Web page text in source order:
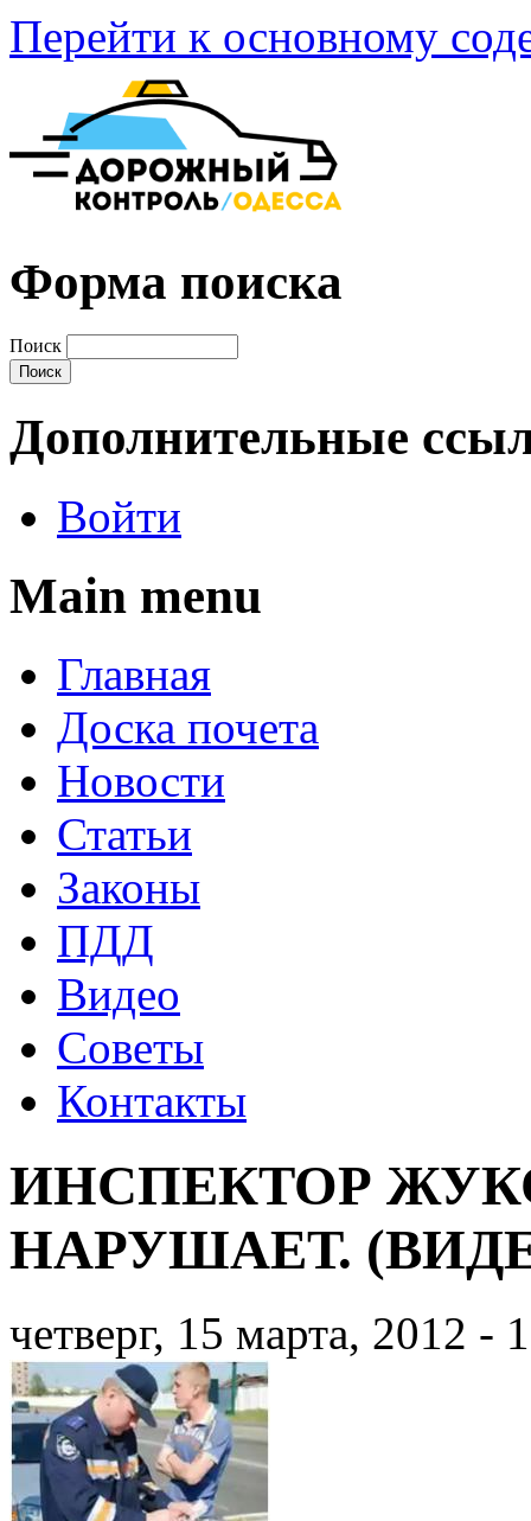
Перейти к основному
Форма поиска
Поиск
Дополнительные
Войти
Main menu
Главная
Доска почета
Новости
Статьи
Законы
ПДД
Видео
Советы
Контакты
ИНСПЕКТОР
НАРУШАЕТ.
четверг, 15 марта, 2012 -